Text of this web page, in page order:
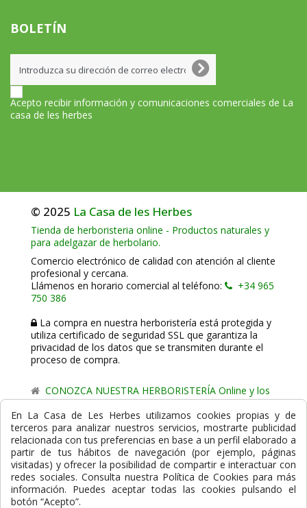
BOLETÍN
Acepto recibir información y comunicaciones comerciales de La
casa de les herbes
© 2025 La Casa de les Herbes
Tienda de herboristeria online - Productos naturales y
para adelgazar de herbolario.
Comercio electrónico de calidad con atención al cliente
profesional y cercana.
Llámenos en horario comercial al teléfono:
+34 965
750 386
La compra en nuestra herboristería está protegida y
utiliza certificado de seguridad SSL que garantiza la
privacidad de los datos que se transmiten durante el
proceso de compra.
CONOZCA NUESTRA HERBORISTERÍA Online y los
comercio de proximidad de La Casa de les Herbes.
Powered byGesdi.com E-Commerce - Tiendas online
profesionales y seguras
Formas de Pago
En La Casa de Les Herbes utilizamos cookies propias y de
terceros para analizar nuestros servicios, mostrarte publicidad
relacionada con tus preferencias en base a un perfil elaborado a
partir de tus hábitos de navegación (por ejemplo, páginas
visitadas) y ofrecer la posibilidad de compartir e interactuar con
redes sociales. Consulta nuestra Política de Cookies para más
información. Puedes aceptar todas las cookies pulsando el
botón “Acepto”.